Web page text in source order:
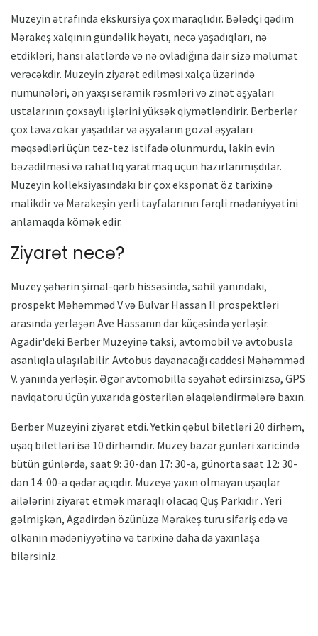
Muzeyin ətrafında ekskursiya çox maraqlıdır. Bələdçi qədim
Mərakeş xalqının gündəlik həyatı, necə yaşadıqları, nə
etdikləri, hansı alətlərdə və nə ovladığına dair sizə məlumat
verəcəkdir. Muzeyin ziyarət edilməsi xalça üzərində
nümunələri, ən yaxşı seramik rəsmləri və zinət əşyaları
ustalarının çoxsaylı işlərini yüksək qiymətləndirir. Berberlər
çox təvazökar yaşadılar və əşyaların gözəl əşyaları
məqsədləri üçün tez-tez istifadə olunmurdu, lakin evin
bəzədilməsi və rahatlıq yaratmaq üçün hazırlanmışdılar.
Muzeyin kolleksiyasındakı bir çox eksponat öz tarixinə
malikdir və Mərakeşin yerli tayfalarının fərqli mədəniyyətini
anlamaqda kömək edir.
Ziyarət necə?
Muzey şəhərin şimal-qərb hissəsində, sahil yanındakı,
prospekt Məhəmməd V və Bulvar Hassan II prospektləri
arasında yerləşən Ave Hassanın dar küçəsində yerləşir.
Agadir'deki Berber Muzeyinə taksi, avtomobil və avtobusla
asanlıqla ulaşılabilir. Avtobus dayanacağı caddesi Məhəmməd
V. yanında yerləşir. Əgər avtomobillə səyahət edirsinizsə, GPS
naviqatoru üçün yuxarıda göstərilən əlaqələndirmələrə baxın.
Berber Muzeyini ziyarət etdi. Yetkin qəbul biletləri 20 dirhəm,
uşaq biletləri isə 10 dirhəmdir. Muzey bazar günləri xaricində
bütün günlərdə, saat 9: 30-dan 17: 30-a, günorta saat 12: 30-
dan 14: 00-a qədər açıqdır. Muzeyə yaxın olmayan uşaqlar
ailələrini ziyarət etmək maraqlı olacaq Quş Parkıdır . Yeri
gəlmişkən, Agadirdən özünüzə Mərakeş turu sifariş edə və
ölkənin mədəniyyətinə və tarixinə daha da yaxınlaşa
bilərsiniz.